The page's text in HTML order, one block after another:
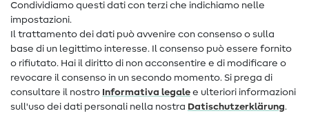
Informazioni sul nuovo proprietario
FAQ
Diritto di recesso
Popolare
Condividiamo questi dati con terzi che indichiamo nelle
impostazioni.
Il trattamento dei dati può avvenire con consenso o sulla
base di un legittimo interesse. Il consenso può essere fornito
o rifiutato. Hai il diritto di non acconsentire e di modificare o
revocare il consenso in un secondo momento. Si prega di
consultare il nostro Informativa legale e ulteriori informazioni
sull'uso dei dati personali nella nostra Dati­schutz­erklärung.